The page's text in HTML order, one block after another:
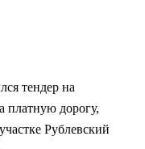
тендер на
платную дорогу,
Рублевский